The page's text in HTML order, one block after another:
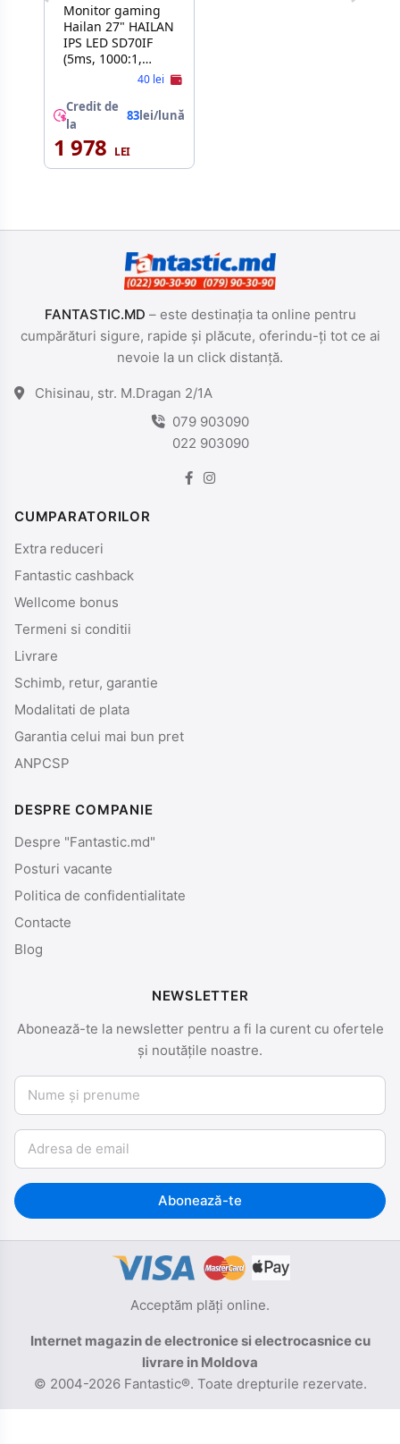
Monitor gaming
Hailan 27" HAILAN
IPS LED SD70IF
(5ms, 1000:1,
250cd, 1920x1080,
HDMI, Refresh
Rate 75Hz,
Speakers 2 x 2W,
VESA) SD70IF
40 lei
Credit de
la
83lei/lună
1 978
FANTASTIC.MD – este destinația ta online pentru
cumpărături sigure, rapide și plăcute, oferindu-ți tot ce ai
nevoie la un click distanță.
Chisinau, str. M.Dragan 2/1A
079 903090
022 903090
CUMPARATORILOR
Extra reduceri
Fantastic cashback
Wellcome bonus
Termeni si conditii
Livrare
Schimb, retur, garantie
Modalitati de plata
Garantia celui mai bun pret
ANPCSP
DESPRE COMPANIE
Despre "Fantastic.md"
Posturi vacante
Politica de confidentialitate
Contacte
Blog
NEWSLETTER
Abonează-te la newsletter pentru a fi la curent cu ofertele
și noutățile noastre.
Nume și prenume
Email
Abonează-te
Acceptăm plăți online.
Internet magazin de electronice si electrocasnice cu
livrare in Moldova
© 2004-2026 Fantastic®. Toate drepturile rezervate.